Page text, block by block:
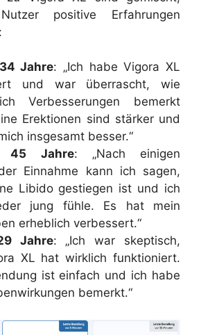
positive Erfahrungen
Jahre: „Ich habe Vigora XL
und war überrascht, wie
Verbesserungen bemerkt
Erektionen sind stärker und
insgesamt besser.“
45 Jahre: „Nach einigen
Einnahme kann ich sagen,
Libido gestiegen ist und ich
jung fühle. Es hat mein
erheblich verbessert.“
Jahre: „Ich war skeptisch,
XL hat wirklich funktioniert.
ist einfach und ich habe
bemerkt.“